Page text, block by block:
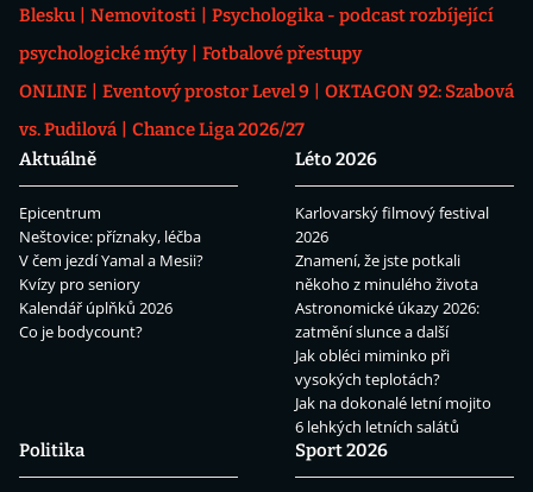
Blesku
Nemovitosti
Psychologika - podcast rozbíjející
psychologické mýty
Fotbalové přestupy
ONLINE
Eventový prostor Level 9
OKTAGON 92: Szabová
vs. Pudilová
Chance Liga 2026/27
Aktuálně
Epicentrum
Neštovice: příznaky, léčba
V čem jezdí Yamal a Mesii?
Kvízy pro seniory
Kalendář úplňků 2026
Co je bodycount?
Léto 2026
Karlovarský filmový festival
2026
Znamení, že jste potkali
někoho z minulého života
Astronomické úkazy 2026:
zatmění slunce a další
Jak obléci miminko při
vysokých teplotách?
Jak na dokonalé letní mojito
6 lehkých letních salátů
Politika
Sport 2026